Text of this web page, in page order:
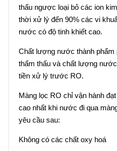
thấu ngược loại bỏ các ion
thời xử lý đến 90% các vi
nước có độ tinh khiết cao.
Chất lượng nước thành phẩm
thẩm thấu và chất lượng
tiền xử lý trước RO.
Màng lọc RO chỉ vận hành
cao nhất khi nước đi qua
yêu cầu sau:
Không có các chất oxy hoá